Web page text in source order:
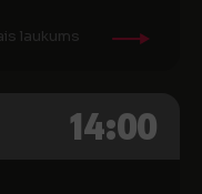
laukums
14:00